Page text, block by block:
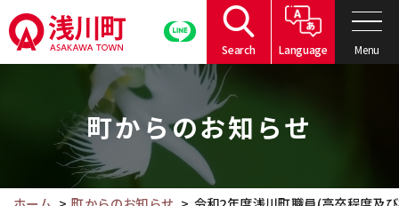
の
ペ
Search Language Menu
文
町からのお知らせ